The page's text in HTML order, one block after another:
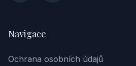
Navigace
Ochrana osobních údajů